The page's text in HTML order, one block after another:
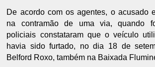
De acordo com os agentes, o acusado
na contramão de uma via, quando
policiais constataram que o veículo
havia sido furtado, no dia 18 de
Belford Roxo, também na Baixada